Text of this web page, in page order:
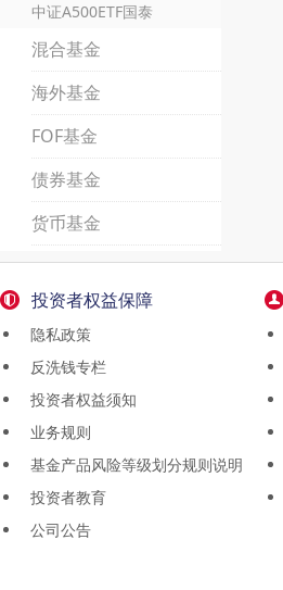
中证A500ETF国泰
混合基金
海外基金
FOF基金
债券基金
货币基金
投资者权益保障
隐私政策
反洗钱专栏
投资者权益须知
业务规则
基金产品风险等级划分规则说明
投资者教育
公司公告